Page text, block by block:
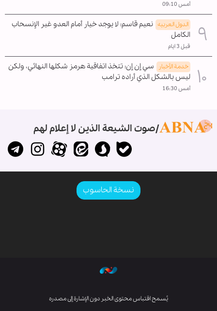
أمس 09:10
الدول العربیه نعيم قاسم: لا يوجد خيار أمام العدو غير الإنسحاب
الکامل
قبل 3 ايام
خدمة الأخبار
سي إن إن: تتخذ اتفاقية هرمز شكلها النهائي، ولكن
ليس بالشكل الذي أراده ترامب
أمس 16:30
صوت الشيعة الذين لا إعلام لهم
نسخة الحاسوب
يُسمح اقتباس محتوى الخبر دون الإشارة إلى مصدره